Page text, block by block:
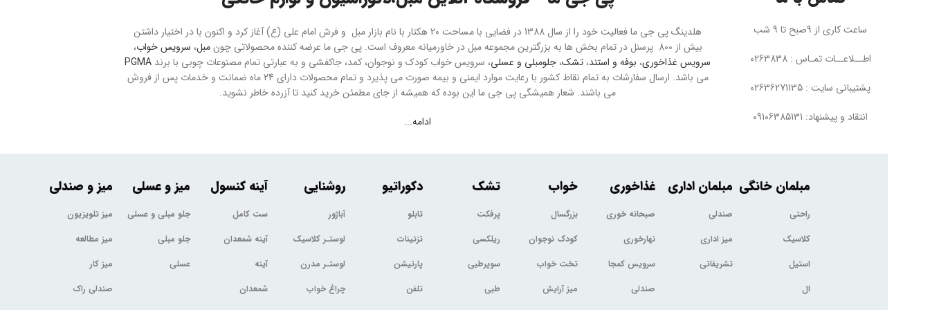
هلدینگ پی جی ما فعالیت خود را از سال 1388 در فضایی با مساحت 20 هکتار با نام بازار مبل و فرش امام علی (ع) آغاز کرد و اکنون با در اختیار داشتن
بیش از 800 پرسنل در تمام بخش ها به بزرگترین مجموعه مبل در خاورمیانه معروف است. پی جی ما عرضه کننده محصولاتی چون
مبل، سرویس خواب،
سرویس غذاخوری، بوفه و استند، تشک، جلومبلی و عسلی، سرویس خواب کودک و نوجوان، کمد، جاکفشی و به عبارتی تمام مصنوعات چوبی با برند PGMA
می باشد. ارسال سفارشات به تمام نقاط کشور با رعایت موارد ایمنی و بیمه صورت می پذیرد و تمام محصولات دارای 24 ماه ضمانت و خدمات پس از فروش
می باشند. شعار همیشگی پی جی ما این بوده که همیشه از جای مطمئن خرید کنید تا آزرده خاطر نشوید.
ادامه...
ساعت کاری از 9صبح تا 9 شب
اطــلاعــات تمـاس : 0263838
پشتیبانی سایت : 02636271135
انتقاد و پیشنهاد: 09106385131
میز و صندلی
میز تلویزیون
میز مطالعه
میز کار
صندلی راک
میز و عسلی
جلو مبلی و عسلی
جلو مبلی
عسلی
آینه کنسول
ست کامل
آینه شمعدان
آینه
شمعدان
روشنایی
آباژور
لوستـر کلاسیک
لوستـر مدرن
چراغ خواب
دکوراتیو
تابلو
تزئینات
پارتیشن
تلفن
تشک
پرفکت
ریلکسی
سوپرطبی
طبی
خواب
بزرگسال
کودک نوجوان
تخت خواب
میز آرایش
غذاخوری
صبحانه خوری
نهارخوری
سرویس کمجا
صندلی
مبلمان اداری
صندلی
میز اداری
تشریفاتی
مبلمان خانگی
راحتی
کلاسیک
استیل
ال